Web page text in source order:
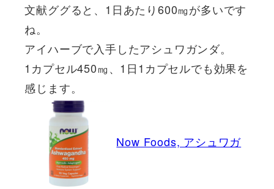
文献ググると、1日あたり600㎎が多いです
ね。
アイハーブで入手したアシュワガンダ。
1カプセル450㎎、1日1カプセルでも効果を
感じます。
Now Foods, アシュワガ